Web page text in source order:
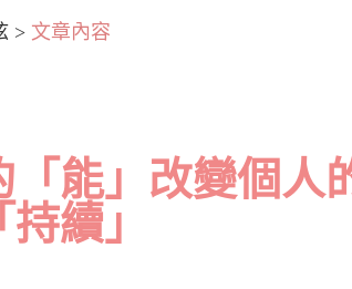
> 文章內容
「能」改變個人
續」